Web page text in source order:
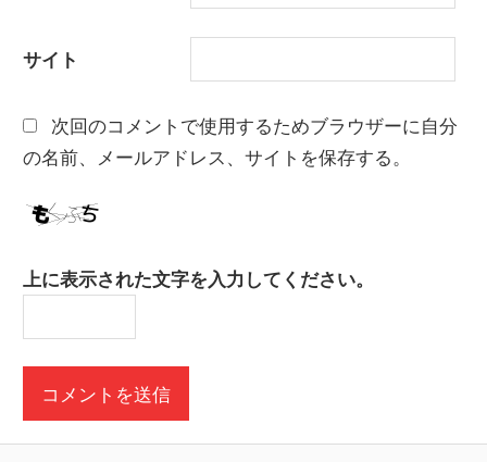
サイト
次回のコメントで使用するためブラウザーに自分
の名前、メールアドレス、サイトを保存する。
上に表示された文字を入力してください。